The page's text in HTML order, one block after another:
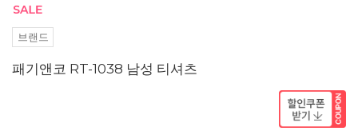
브랜드
패기앤코 RT-1038 남성 티셔츠